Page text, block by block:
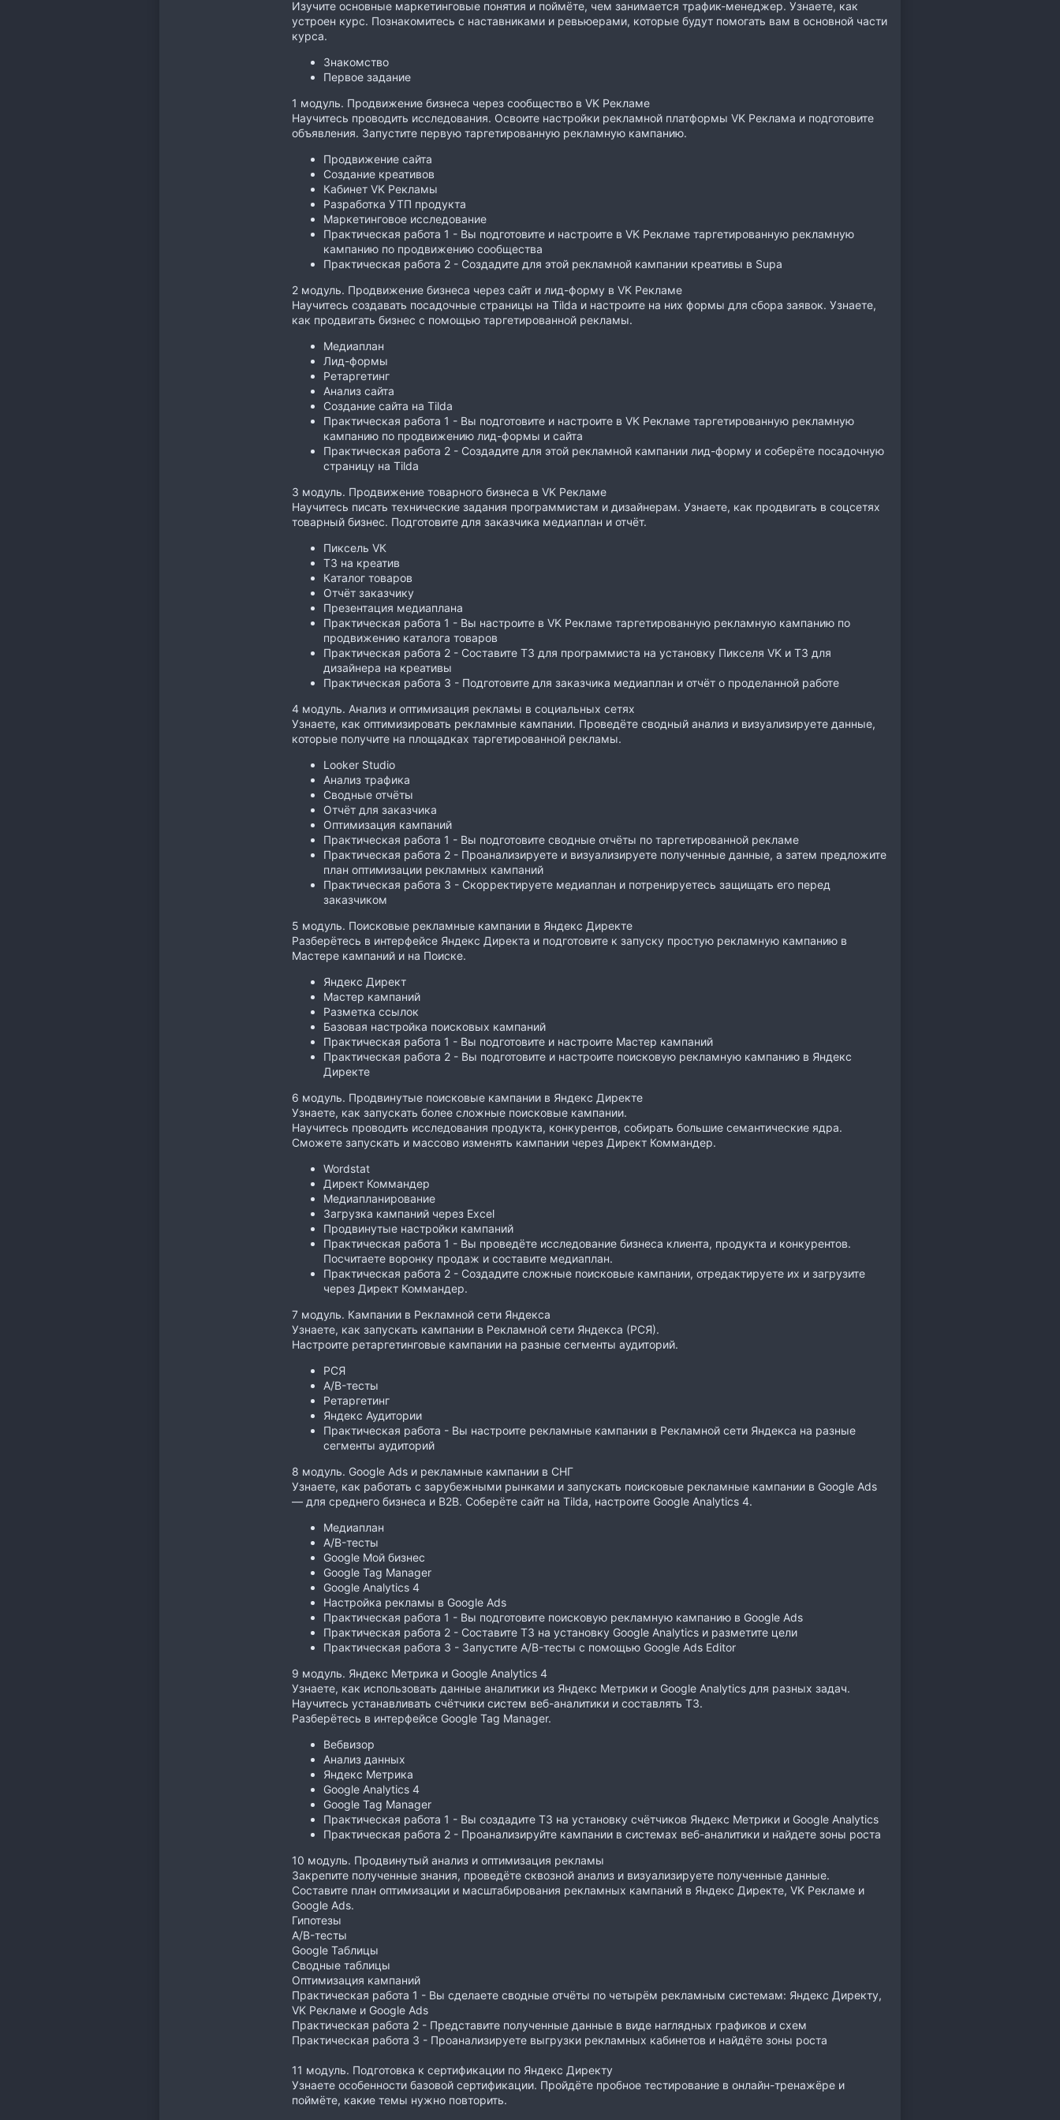
Изучите основные маркетинговые понятия и поймёте, чем занимается трафик-менеджер. Узнаете, как
устроен курс. Познакомитесь с наставниками и ревьюерами, которые будут помогать вам в основной части
курса.
Знакомство
Первое задание
1 модуль. Продвижение бизнеса через сообщество в VK Рекламе
Научитесь проводить исследования. Освоите настройки рекламной платформы VK Реклама и подготовите
объявления. Запустите первую таргетированную рекламную кампанию.
Продвижение сайта
Создание креативов
Кабинет VK Рекламы
Разработка УТП продукта
Маркетинговое исследование
Практическая работа 1 - Вы подготовите и настроите в VK Рекламе таргетированную рекламную
кампанию по продвижению сообщества
Практическая работа 2 - Создадите для этой рекламной кампании креативы в Supa
2 модуль. Продвижение бизнеса через сайт и лид-форму в VK Рекламе
Научитесь создавать посадочные страницы на Tilda и настроите на них формы для сбора заявок. Узнаете,
как продвигать бизнес с помощью таргетированной рекламы.
Медиаплан
Лид-формы
Ретаргетинг
Анализ сайта
Создание сайта на Tilda
Практическая работа 1 - Вы подготовите и настроите в VK Рекламе таргетированную рекламную
кампанию по продвижению лид-формы и сайта
Практическая работа 2 - Создадите для этой рекламной кампании лид-форму и соберёте посадочную
страницу на Tilda
3 модуль. Продвижение товарного бизнеса в VK Рекламе
Научитесь писать технические задания программистам и дизайнерам. Узнаете, как продвигать в соцсетях
товарный бизнес. Подготовите для заказчика медиаплан и отчёт.
Пиксель VК
ТЗ на креатив
Каталог товаров
Отчёт заказчику
Презентация медиаплана
Практическая работа 1 - Вы настроите в VK Рекламе таргетированную рекламную кампанию по
продвижению каталога товаров
Практическая работа 2 - Составите ТЗ для программиста на установку Пикселя VK и ТЗ для
дизайнера на креативы
Практическая работа 3 - Подготовите для заказчика медиаплан и отчёт о проделанной работе
4 модуль. Анализ и оптимизация рекламы в социальных сетях
Узнаете, как оптимизировать рекламные кампании. Проведёте сводный анализ и визуализируете данные,
которые получите на площадках таргетированной рекламы.
Looker Studio
Анализ трафика
Сводные отчёты
Отчёт для заказчика
Оптимизация кампаний
Практическая работа 1 - Вы подготовите сводные отчёты по таргетированной рекламе
Практическая работа 2 - Проанализируете и визуализируете полученные данные, а затем предложите
план оптимизации рекламных кампаний
Практическая работа 3 - Скорректируете медиаплан и потренируетесь защищать его перед
заказчиком
5 модуль. Поисковые рекламные кампании в Яндекс Директе
Разберётесь в интерфейсе Яндекс Директа и подготовите к запуску простую рекламную кампанию в
Мастере кампаний и на Поиске.
Яндекс Директ
Мастер кампаний
Разметка ссылок
Базовая настройка поисковых кампаний
Практическая работа 1 - Вы подготовите и настроите Мастер кампаний
Практическая работа 2 - Вы подготовите и настроите поисковую рекламную кампанию в Яндекс
Директе
6 модуль. Продвинутые поисковые кампании в Яндекс Директе
Узнаете, как запускать более сложные поисковые кампании.
Научитесь проводить исследования продукта, конкурентов, собирать большие семантические ядра.
Сможете запускать и массово изменять кампании через Директ Коммандер.
Wordstat
Директ Коммандер
Медиапланирование
Загрузка кампаний через Excel
Продвинутые настройки кампаний
Практическая работа 1 - Вы проведёте исследование бизнеса клиента, продукта и конкурентов.
Посчитаете воронку продаж и составите медиаплан.
Практическая работа 2 - Создадите сложные поисковые кампании, отредактируете их и загрузите
через Директ Коммандер.
7 модуль. Кампании в Рекламной сети Яндекса
Узнаете, как запускать кампании в Рекламной сети Яндекса (РСЯ).
Настроите ретаргетинговые кампании на разные сегменты аудиторий.
РСЯ
A/B-тесты
Ретаргетинг
Яндекс Аудитории
Практическая работа - Вы настроите рекламные кампании в Рекламной сети Яндекса на разные
сегменты аудиторий
8 модуль. Google Ads и рекламные кампании в СНГ
Узнаете, как работать с зарубежными рынками и запускать поисковые рекламные кампании в Google Ads
— для среднего бизнеса и B2B. Соберёте сайт на Tilda, настроите Google Analytics 4.
Медиаплан
A/B-тесты
Google Мой бизнес
Google Tag Manager
Google Analytics 4
Настройка рекламы в Google Ads
Практическая работа 1 - Вы подготовите поисковую рекламную кампанию в Google Ads
Практическая работа 2 - Составите ТЗ на установку Google Analytics и разметите цели
Практическая работа 3 - Запустите A/B-тесты с помощью Google Ads Editor
9 модуль. Яндекс Метрика и Google Analytics 4
Узнаете, как использовать данные аналитики из Яндекс Метрики и Google Analytics для разных задач.
Научитесь устанавливать счётчики систем веб-аналитики и составлять ТЗ.
Разберётесь в интерфейсе Google Tag Manager.
Вебвизор
Анализ данных
Яндекс Метрика
Google Analytics 4
Google Tag Manager
Практическая работа 1 - Вы создадите ТЗ на установку счётчиков Яндекс Метрики и Google Analytics
Практическая работа 2 - Проанализируйте кампании в системах веб-аналитики и найдете зоны роста
10 модуль. Продвинутый анализ и оптимизация рекламы
Закрепите полученные знания, проведёте сквозной анализ и визуализируете полученные данные.
Составите план оптимизации и масштабирования рекламных кампаний в Яндекс Директе, VK Рекламе и
Google Ads.
Гипотезы
A/B-тесты
Google Таблицы
Сводные таблицы
Оптимизация кампаний
Практическая работа 1 - Вы сделаете сводные отчёты по четырём рекламным системам: Яндекс Директу,
VK Рекламе и Google Ads
Практическая работа 2 - Представите полученные данные в виде наглядных графиков и схем
Практическая работа 3 - Проанализируете выгрузки рекламных кабинетов и найдёте зоны роста
11 модуль. Подготовка к сертификации по Яндекс Директу
Узнаете особенности базовой сертификации. Пройдёте пробное тестирование в онлайн-тренажёре и
поймёте, какие темы нужно повторить.